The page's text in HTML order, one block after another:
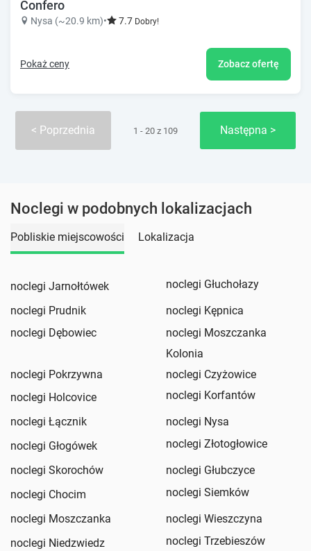
Confero
Nysa (~20.9 km)• 7.7 Dobry!
Pokaż ceny Zobacz ofertę
Poprzednia 1 - 20 z 109 Następna
Noclegi w podobnych lokalizacjach
Pobliskie miejscowości Lokalizacja
noclegi Jarnołtówek
noclegi Głuchołazy
noclegi Prudnik
noclegi Kępnica
noclegi Dębowiec
noclegi Moszczanka
Kolonia
noclegi Pokrzywna
noclegi Czyżowice
noclegi Holcovice
noclegi Korfantów
noclegi Łącznik
noclegi Nysa
noclegi Głogówek
noclegi Złotogłowice
noclegi Skorochów
noclegi Głubczyce
noclegi Chocim
noclegi Siemków
noclegi Moszczanka
noclegi Wieszczyna
noclegi Niedzwiedz
noclegi Trzebieszów